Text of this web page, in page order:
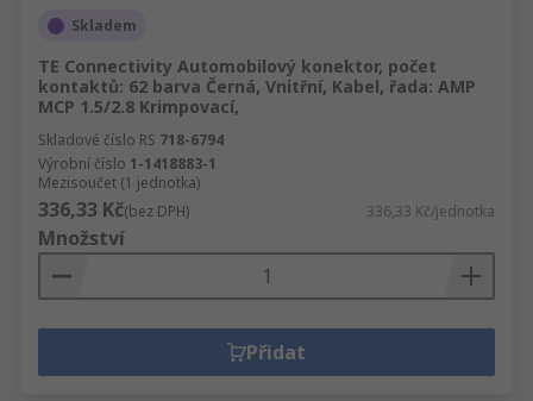
Skladem
TE Connectivity Automobilový konektor, počet
kontaktů: 62 barva Černá, Vnitřní, Kabel, řada: AMP
MCP 1.5/2.8 Krimpovací,
Skladové číslo RS 718-6794
Výrobní číslo 1-1418883-1
Mezisoučet (1 jednotka)
336,33 Kč(bez DPH) 336,33 Kč/jednotka
Množství
Přidat